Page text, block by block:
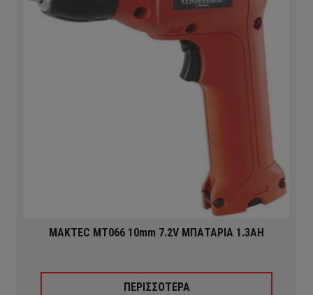
MAKTEC MT066 10mm 7.2V ΜΠΑΤΑΡΙΑ 1.3ΑΗ
ΠΕΡΙΣΣΟΤΕΡΑ